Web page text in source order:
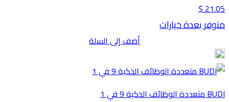
21.05 $
متوفر بعدة خيارات
أضف إلى السلة
BUDI متعددة الوظائف الذكية 9 في 1